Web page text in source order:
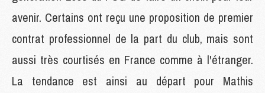
avenir. Certains ont reçu une proposition de premier
contrat professionnel de la part du club, mais sont
aussi très courtisés en France comme à l'étranger.
La tendance est ainsi au départ pour Mathis